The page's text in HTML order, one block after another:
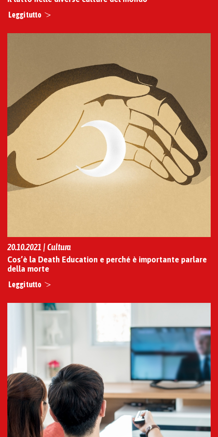
Leggi tutto
20.10.2021 | Cultura
Cos’è la Death Education e perché è importante parlare
della morte
Leggi tutto